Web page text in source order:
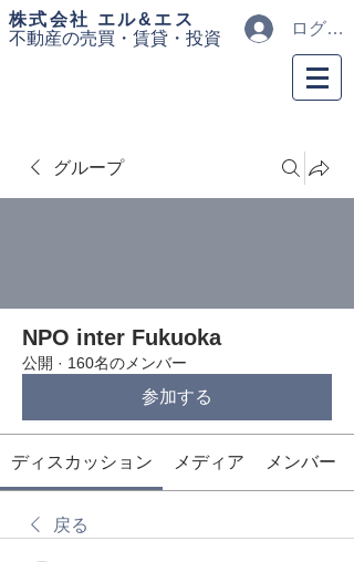
​株式会社 エル&エス
不動産の売買・ 賃貸・投資
ログイン
グループ
NPO inter Fukuoka
公開 · 160名のメンバー
参加する
ディスカッション メディア メンバー
戻る